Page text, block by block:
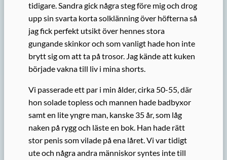
tidigare. Sandra gick några steg före mig och drog
upp sin svarta korta solklänning över höfterna så
jag fick perfekt utsikt över hennes stora
gungande skinkor och som vanligt hade hon inte
brytt sig om att ta på trosor. Jag kände att kuken
började vakna till liv i mina shorts.
Vi passerade ett par i min ålder, cirka 50-55, där
hon solade topless och mannen hade badbyxor
samt en lite yngre man, kanske 35 år, som låg
naken på rygg och läste en bok. Han hade rätt
stor penis som vilade på ena låret. Vi var tidigt
ute och några andra människor syntes inte till